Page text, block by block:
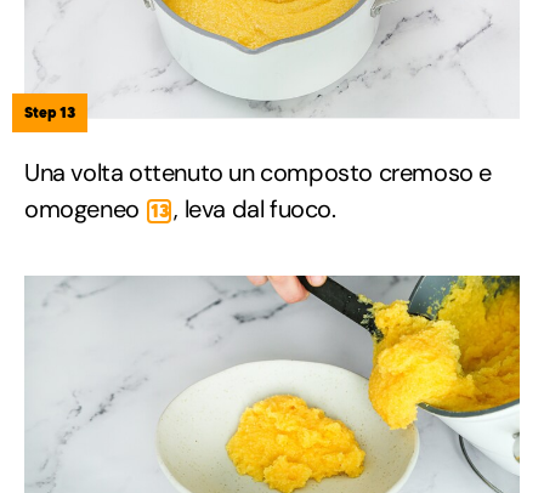
Step 13
Una volta ottenuto un composto cremoso e
omogeneo 13 , leva dal fuoco.